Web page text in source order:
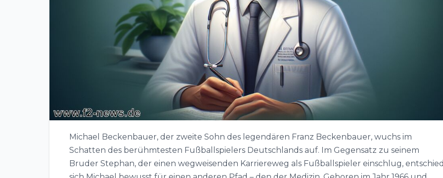
Michael Beckenbauer, der zweite Sohn des legendären Franz Beckenbauer, wuchs im
Schatten des berühmtesten Fußballspielers Deutschlands auf. Im Gegensatz zu seinem
Bruder Stephan, der einen wegweisenden Karriereweg als Fußballspieler einschlug, entschied